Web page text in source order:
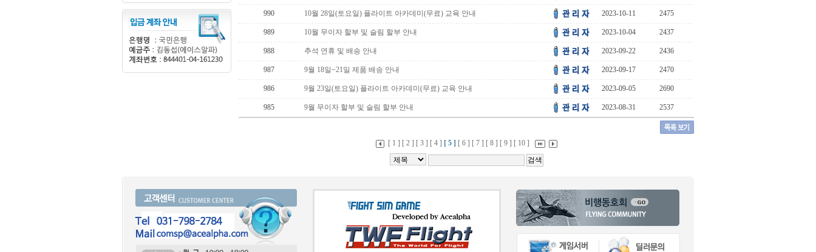
990 10월 28일(토요일) 플라이트 아카데미(무료) 교육 안내 2023-10-11 2475
989 10월 무이자 할부 및 슬림 할부 안내 2023-10-04 2437
988 추석 연휴 및 배송 안내 2023-09-22 2436
987 9월 18일~21일 제품 배송 안내 2023-09-17 2470
986 9월 23일(토요일) 플라이트 아카데미(무료) 교육 안내 2023-09-05 2690
985 9월 무이자 할부 및 슬림 할부 안내 2023-08-31 2537
[ 1 ] [ 2 ] [ 3 ] [ 4 ] [ 5 ] [ 6 ] [ 7 ] [ 8 ] [ 9 ] [ 10 ]